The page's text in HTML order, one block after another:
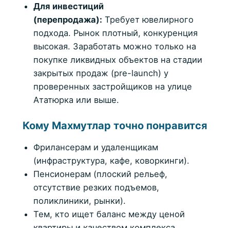
Для инвестиций
(перепродажа): Требует ювелирного
подхода. Рынок плотный, конкуренция
высокая. Заработать можно только на
покупке ликвидных объектов на стадии
закрытых продаж (pre-launch) у
проверенных застройщиков на улице
Ататюрка или выше.
Кому Махмутлар точно понравится
Фрилансерам и удаленщикам
(инфраструктура, кафе, коворкинги).
Пенсионерам (плоский рельеф,
отсутствие резких подъемов,
поликлиники, рынки).
Тем, кто ищет баланс между ценой